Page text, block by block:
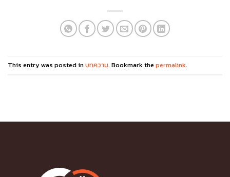
This entry was posted inบทความ. Bookmark thepermalink.